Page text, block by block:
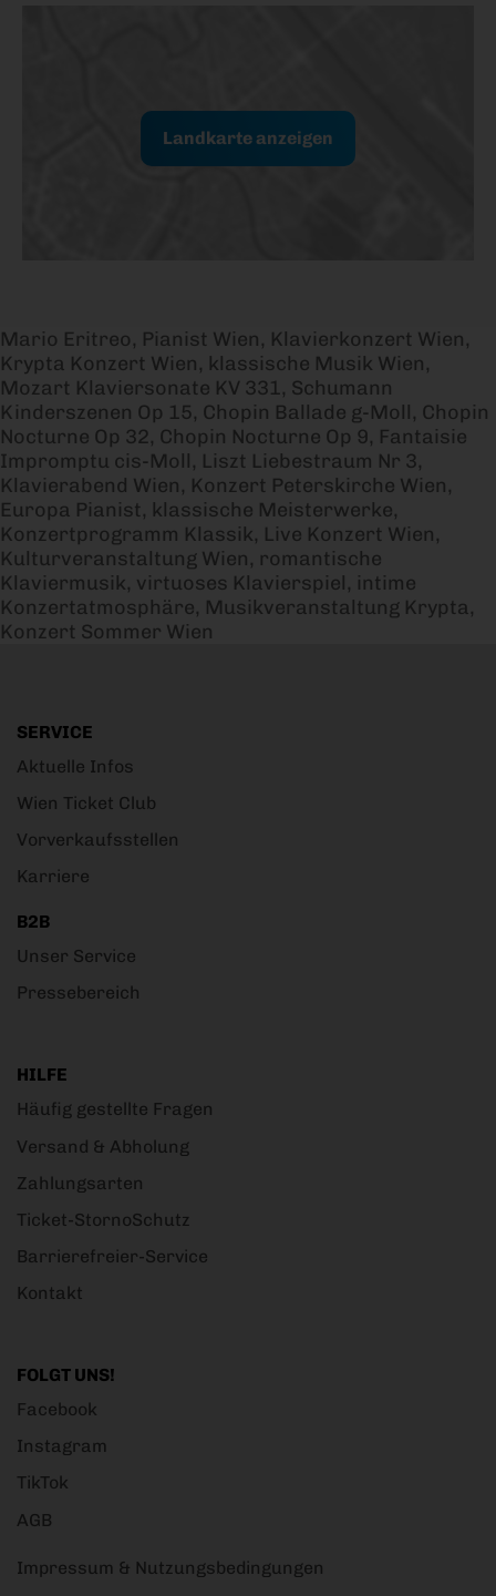
Fryderyk Chopin (1810 - 1849)
Nocturne Op. 9 Nr. 1, in b-
Fantaisie Impromptu Op. 66, in cis-Moll
Franz Liszt (1811 -
Liebestraum S. 541 Nr. 3, "Oh Lieb, so lang
du lieben kannst"
Johann Strauss Sohn (1825 - 1899)
Kaiser-Walzer Op. 437
Landkarte anzeigen
Mario Eritreo, Pianist Wien, Klavierkonzert Wien,
Krypta Konzert Wien, klassische Musik Wien,
Mozart Klaviersonate KV 331, Schumann
Kinderszenen Op 15, Chopin Ballade g-Moll, Chopin
Nocturne Op 32, Chopin Nocturne Op 9, Fantaisie
Impromptu cis-Moll, Liszt Liebestraum Nr 3,
Klavierabend Wien, Konzert Peterskirche Wien,
Europa Pianist, klassische Meisterwerke,
Konzertprogramm Klassik, Live Konzert Wien,
Kulturveranstaltung Wien, romantische
Klaviermusik, virtuoses Klavierspiel, intime
Konzertatmosphäre, Musikveranstaltung Krypta,
Konzert Sommer Wien
SERVICE
Aktuelle Infos
Wien Ticket Club
Vorverkaufsstellen
Karriere
B2B
Unser Service
Pressebereich
HILFE
Häufig gestellte Fragen
Versand & Abholung
Zahlungsarten
Ticket-StornoSchutz
Barrierefreier-Service
Kontakt
FOLGT UNS!
Facebook
Instagram
TikTok
AGB
Impressum & Nutzungsbedingungen